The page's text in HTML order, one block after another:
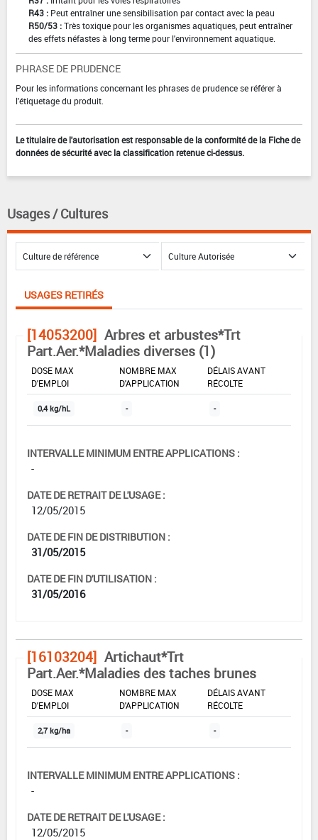
R43 : Peut entraîner une sensibilisation par contact avec la peau
R50/53 :Très toxique pour les organismes aquatiques, peut entraîner
des effets néfastes à long terme pour l'environnement aquatique.
PHRASE DE PRUDENCE
Pour les informations concernant les phrases de prudence se référer à
l'étiquetage du produit.
Le titulaire de l'autorisation est responsable de la conformité de la Fiche de
données de sécurité avec la classification retenue ci-dessus.
Usages / Cultures
USAGES RETIRÉS
[14053200] Arbres et arbustes*Trt
Part.Aer.*Maladies diverses (1)
DOSE MAX
D'EMPLOI
NOMBRE MAX
D'APPLICATION
DÉLAIS AVANT
RÉCOLTE
0,4 kg/hL - -
INTERVALLE MINIMUM ENTRE APPLICATIONS :
-
DATE DE RETRAIT DE L'USAGE :
12/05/2015
DATE DE FIN DE DISTRIBUTION :
31/05/2015
DATE DE FIN D'UTILISATION :
31/05/2016
[16103204] Artichaut*Trt
Part.Aer.*Maladies des taches brunes
DOSE MAX
D'EMPLOI
NOMBRE MAX
D'APPLICATION
DÉLAIS AVANT
RÉCOLTE
2,7 kg/ha - -
INTERVALLE MINIMUM ENTRE APPLICATIONS :
-
DATE DE RETRAIT DE L'USAGE :
12/05/2015